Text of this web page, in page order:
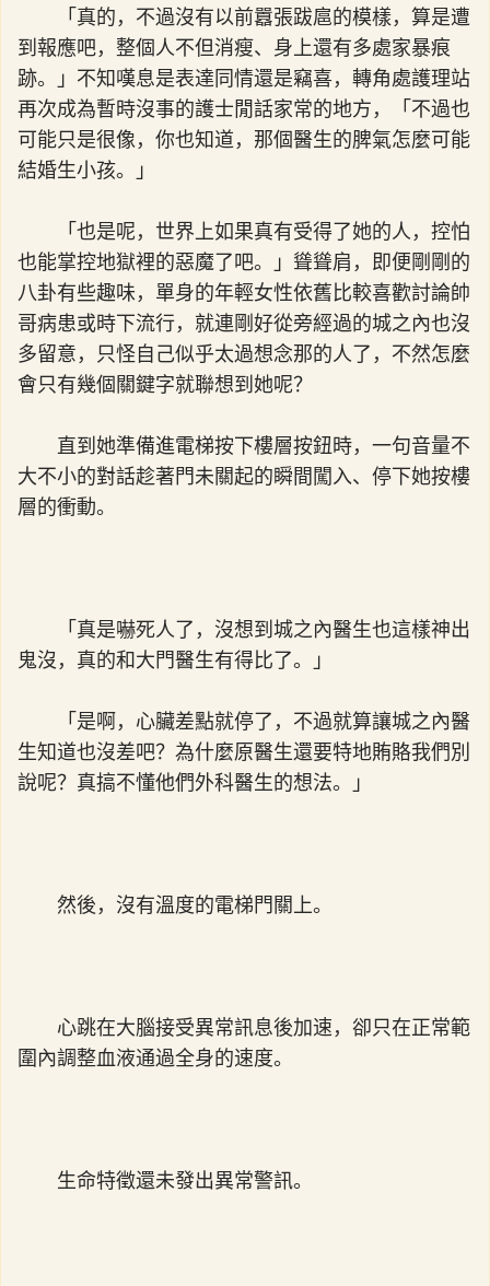
「真的，不過沒有以前囂張跋扈的模樣，算是遭
到報應吧，整個人不但消瘦、身上還有多處家暴痕
跡。」不知嘆息是表達同情還是竊喜，轉角處護理站
再次成為暫時沒事的護士閒話家常的地方，「不過也
可能只是很像，你也知道，那個醫生的脾氣怎麼可能
結婚生小孩。」
「也是呢，世界上如果真有受得了她的人，控怕
也能掌控地獄裡的惡魔了吧。」聳聳肩，即便剛剛的
八卦有些趣味，單身的年輕女性依舊比較喜歡討論帥
哥病患或時下流行，就連剛好從旁經過的城之內也沒
多留意，只怪自己似乎太過想念那的人了，不然怎麼
會只有幾個關鍵字就聯想到她呢？
直到她準備進電梯按下樓層按鈕時，一句音量不
大不小的對話趁著門未關起的瞬間闖入、停下她按樓
層的衝動。
「真是嚇死人了，沒想到城之內醫生也這樣神出
鬼沒，真的和大門醫生有得比了。」
「是啊，心臟差點就停了，不過就算讓城之內醫
生知道也沒差吧？為什麼原醫生還要特地賄賂我們別
說呢？真搞不懂他們外科醫生的想法。」
然後，沒有溫度的電梯門關上。
心跳在大腦接受異常訊息後加速，卻只在正常範
圍內調整血液通過全身的速度。
生命特徵還未發出異常警訊。